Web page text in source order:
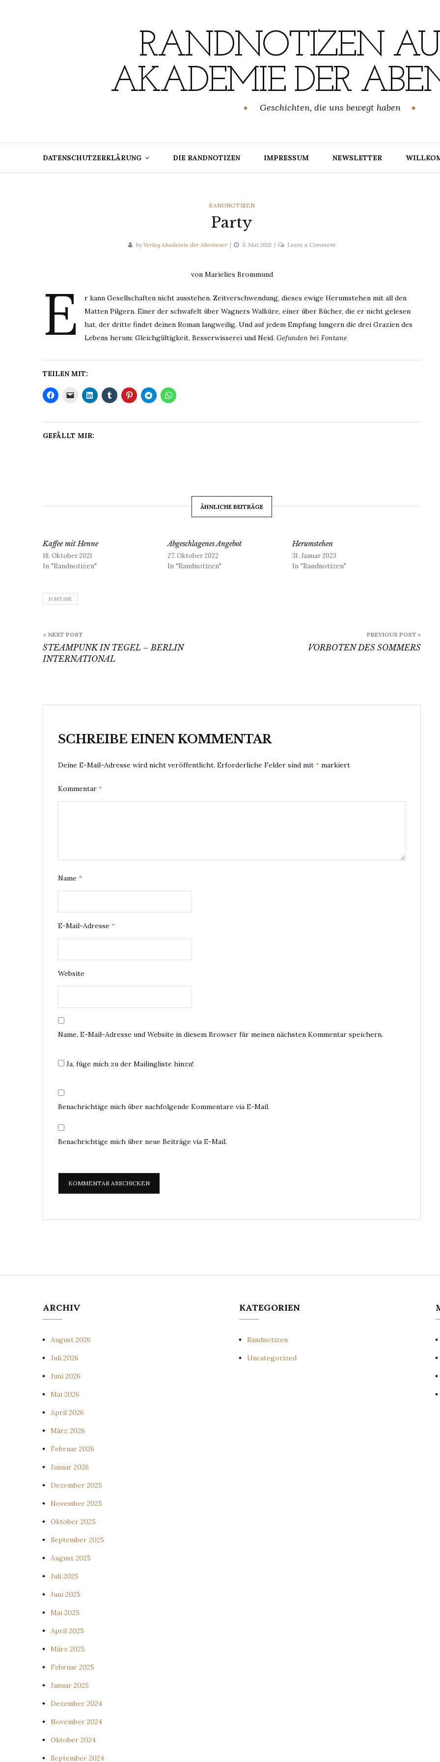
RANDNOTIZEN
AKADEMIE DER
Geschichten, die uns bewegt haben
DATENSCHUTZERKLÄRUNG DIE RANDNOTIZEN IMPRESSUM NEWSLETTER
CATEGORIES
RANDNOTIZEN
Party
by Verlag Akademie der Abenteuer 5. Mai 2021 Leave a Commenton
von Marielies Brommund
E
r kann Gesellschaften nicht ausstehen. Zeitverschwendung, dieses ewige Herumstehen mit all den
Matten Pilgern. Einer der schwafelt über Wagners Walküre, einer über Bücher, die er nicht gelesen
hat, der dritte findet deinen Roman langweilig. Und auf jedem Empfang lungern die drei Grazien des
Lebens herum: Gleichgültigkeit, Besserwisserei und Neid. Gefunden bei Fontane
TEILEN MIT:
GEFÄLLT MIR:
ÄHNLICHE BEITRÄGE
Kaffee mit Henne
18. Oktober 2021
In "Randnotizen"
Abgeschlagenes Angebot
27. Oktober 2022
In "Randnotizen"
Herumstehen
31. Januar 2023
In "Randnotizen"
FONTANE
PREVIOUS POST »
VORBOTEN DES SOMMERS
« NEXT POST
STEAMPUNK IN TEGEL – BERLIN
INTERNATIONAL
SCHREIBE EINEN KOMMENTAR
Deine E-Mail-Adresse wird nicht veröffentlicht. Erforderliche Felder sind mit * markiert
Kommentar *
Name *
E-Mail-Adresse *
Website
Name, E-Mail-Adresse und Website in diesem Browser für meinen nächsten Kommentar speichern.
Ja, füge mich zu der Mailingliste hinzu!
Benachrichtige mich über nachfolgende Kommentare via E-Mail.
Benachrichtige mich über neue Beiträge via E-Mail.
ARCHIV
August 2026
Juli 2026
Juni 2026
Mai 2026
April 2026
März 2026
Februar 2026
Januar 2026
Dezember 2025
November 2025
Oktober 2025
September 2025
August 2025
Juli 2025
Juni 2025
Mai 2025
April 2025
März 2025
Februar 2025
Januar 2025
Dezember 2024
November 2024
Oktober 2024
September 2024
KATEGORIEN
Randnotizen
Uncategorized